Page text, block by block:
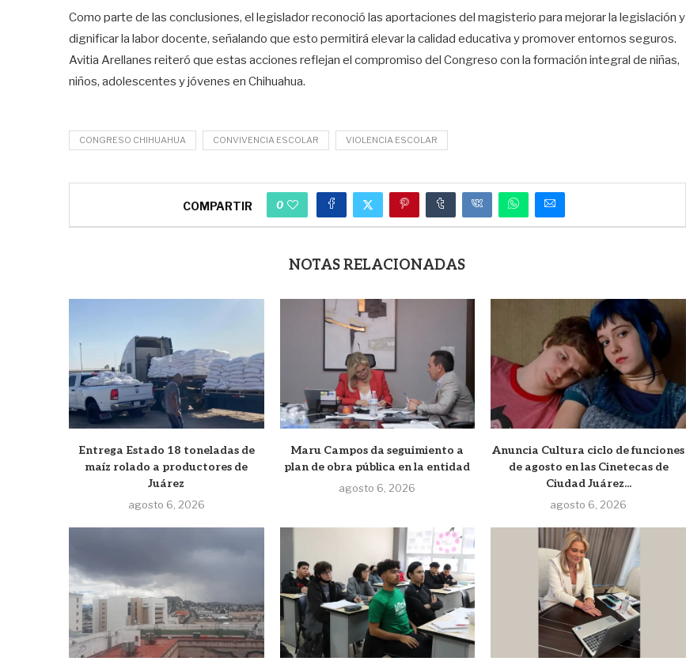
Como parte de las conclusiones, el legislador reconoció las aportaciones del magisterio para mejorar la legislación y
dignificar la labor docente, señalando que esto permitirá elevar la calidad educativa y promover entornos seguros.
Avitia Arellanes reiteró que estas acciones reflejan el compromiso del Congreso con la formación integral de niñas,
niños, adolescentes y jóvenes en Chihuahua.
CONGRESO CHIHUAHUA CONVIVENCIA ESCOLAR VIOLENCIA ESCOLAR
COMPARTIR 0
NOTAS RELACIONADAS
Entrega Estado 18 toneladas de
maíz rolado a productores de
Juárez
agosto 6, 2026
Maru Campos da seguimiento a
plan de obra pública en la entidad
agosto 6, 2026
Anuncia Cultura ciclo de funciones
de agosto en las Cinetecas de
Ciudad Juárez...
agosto 6, 2026